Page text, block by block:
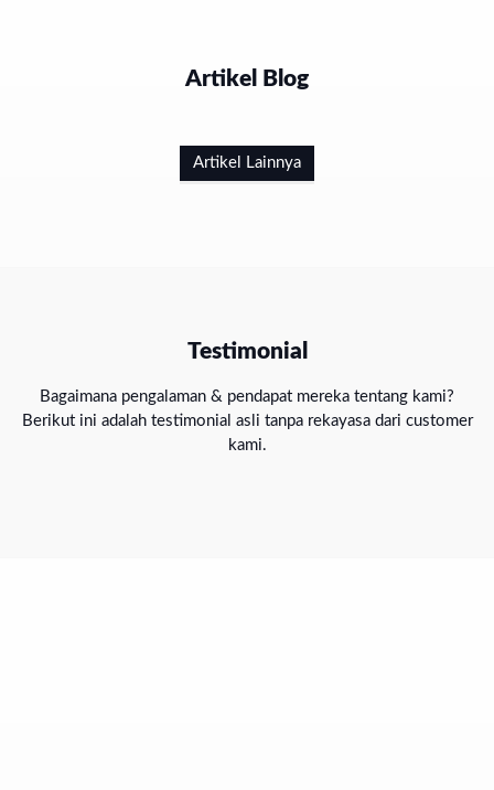
Artikel Blog
Artikel Lainnya
Testimonial
Bagaimana pengalaman & pendapat mereka tentang kami?
Berikut ini adalah testimonial asli tanpa rekayasa dari customer
kami.